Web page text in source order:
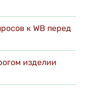
к WB перед
изделии